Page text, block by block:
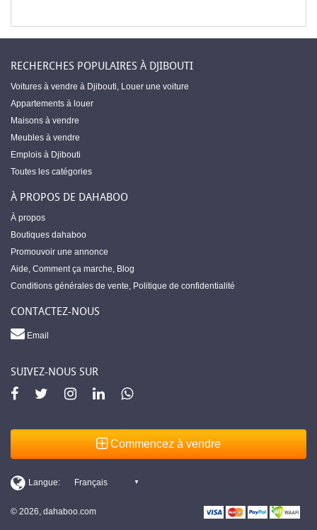
RECHERCHES POPULAIRES À DJIBOUTI
Voitures à vendre à Djibouti, Louer une voiture
Appartements à louer
Maisons à vendre
Meubles à vendre
Emplois à Djibouti
Toutes les catégories
À PROPOS DE DAHABOO
À propos
Boutiques dahaboo
Promouvoir une annonce
Aide, Comment ça marche, Blog
Conditions générales de vente, Politique de confidentialité
CONTACTEZ-NOUS
Email
SUIVEZ-NOUS SUR
Commencez à vendre
© 2026, dahaboo.com